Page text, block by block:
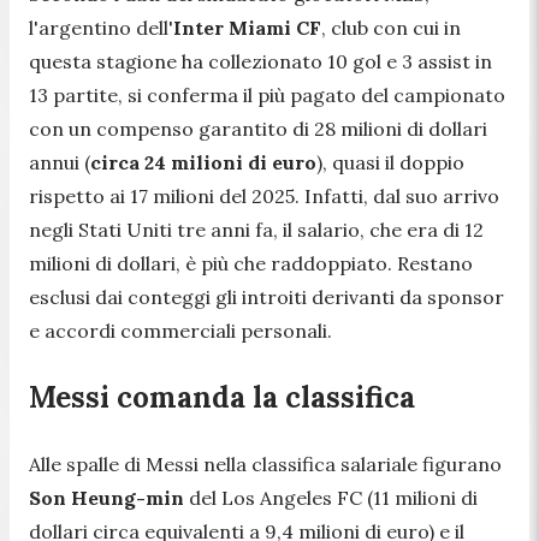
l'argentino dell'Inter Miami CF, club con cui in
questa stagione ha collezionato 10 gol e 3 assist in
13 partite, si conferma il più pagato del campionato
con un compenso garantito di 28 milioni di dollari
annui (circa 24 milioni di euro), quasi il doppio
rispetto ai 17 milioni del 2025. Infatti, dal suo arrivo
negli Stati Uniti tre anni fa, il salario, che era di 12
milioni di dollari, è più che raddoppiato. Restano
esclusi dai conteggi gli introiti derivanti da sponsor
e accordi commerciali personali.
Messi comanda la classifica
Alle spalle di Messi nella classifica salariale figurano
Son Heung-min del Los Angeles FC (11 milioni di
dollari circa equivalenti a 9,4 milioni di euro) e il